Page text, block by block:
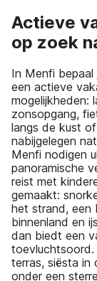
Actieve
op zoek
In Menfi
een actieve
mogelijkheden:
zonsopgang,
langs de kust
nabijgelegen
Menfi nodigen
panoramische
reist met
gemaakt:
het strand, een
binnenland en
dan biedt een
toevluchtsoord.
terras, siësta in
onder een